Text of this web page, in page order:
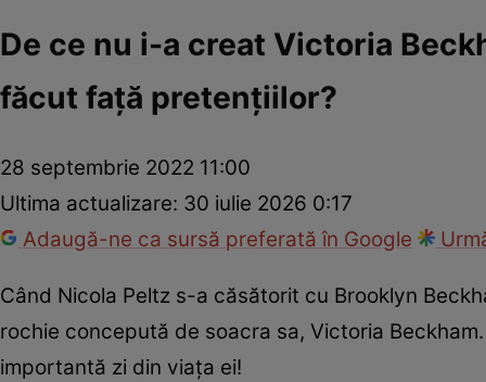
De ce nu i-a creat Victoria
făcut față pretențiilor?
28 septembrie 2022 11:00
Ultima actualizare: 30 iulie 2026 0:17
Adaugă-ne ca sursă preferată în Google
Când Nicola Peltz s-a căsătorit cu Brooklyn
rochie concepută de soacra sa, Victoria
importantă zi din viața ei!